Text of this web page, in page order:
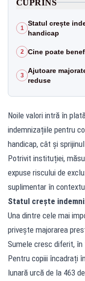
CUPRINS
1
Statul crește
handicap
2 Cine poate
3
Ajutoare
reduse
Noile valori intră în
indemnizațiile pentru
handicap, cât și
Potrivit instituției,
expuse riscului de
suplimentar în
Statul crește
Una dintre cele mai
privește majorarea
Sumele cresc diferit,
Pentru copiii încadrați
lunară urcă de la 463